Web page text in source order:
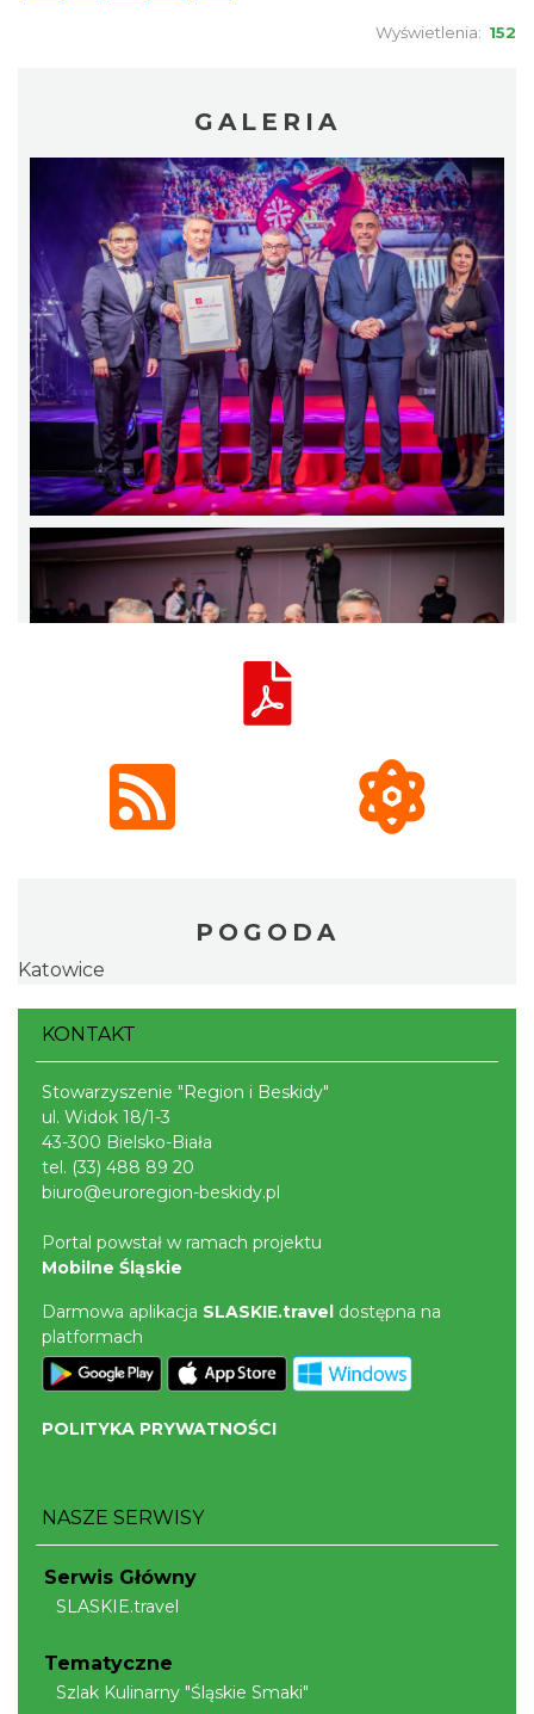
Wyświetlenia: 152
GALERIA
POGODA
Katowice
KONTAKT
Stowarzyszenie "Region i Beskidy"
ul. Widok 18/1-3
43-300 Bielsko-Biała
tel. (33) 488 89 20
biuro@euroregion-beskidy.pl
Portal powstał w ramach projektu
Mobilne Śląskie
Darmowa aplikacja SLASKIE.travel dostępna na
platformach
POLITYKA PRYWATNOŚCI
NASZE SERWISY
Serwis Główny
SLASKIE.travel
Tematyczne
Szlak Kulinarny "Śląskie Smaki"